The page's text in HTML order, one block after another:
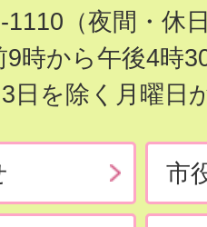
1110（夜間・休
9時から午後4時
日を除く月曜日
市